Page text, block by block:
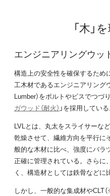
「木」
エンジニアリングウッ
構造上の安全性を確保するため
工木材であるエンジニアリング
Lumber）をボルトやビスでつづ
ガウッド（耐火） 」を採用している
LVLとは、丸太をスライサーな
乾燥させて、繊維方向を平行に
般的な木材に比べ、強度にバラ
正確に管理されている。さらに
く、構造材としては鉄骨などに
しかし、一般的な集成材やCLT